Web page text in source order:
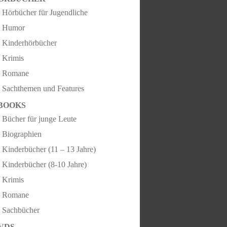
Hörbücher für Jugendliche
Humor
Kinderhörbücher
Krimis
Romane
Sachthemen und Features
Bücher für junge Leute
Biographien
Kinderbücher (11 – 13 Jahre)
Kinderbücher (8-10 Jahre)
Krimis
Romane
Sachbücher